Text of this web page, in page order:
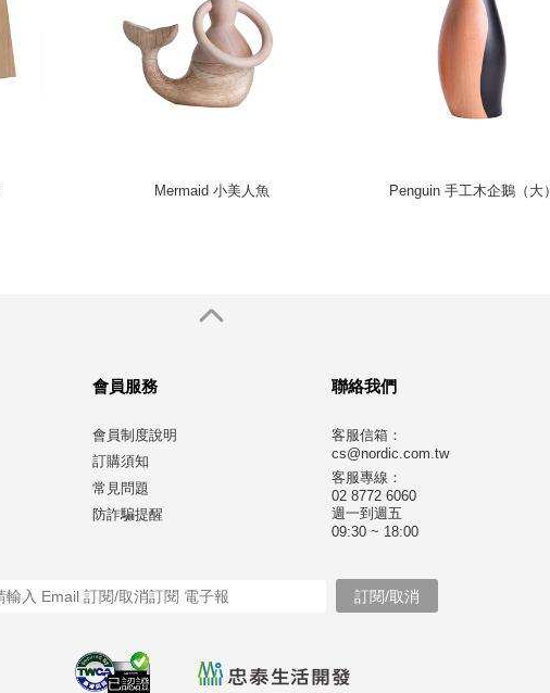
Mermaid 小美人魚 Penguin 手工木企鵝（大）
會員服務
會員制度說明
訂購須知
常見問題
防詐騙提醒
聯絡我們
客服信箱：
cs@nordic.com.tw
客服專線：
02 8772 6060
週一到週五
09:30 ~ 18:00
已認證